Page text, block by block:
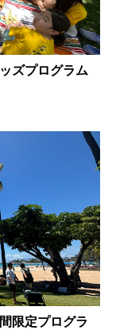
ズプログラム
限定プログラ